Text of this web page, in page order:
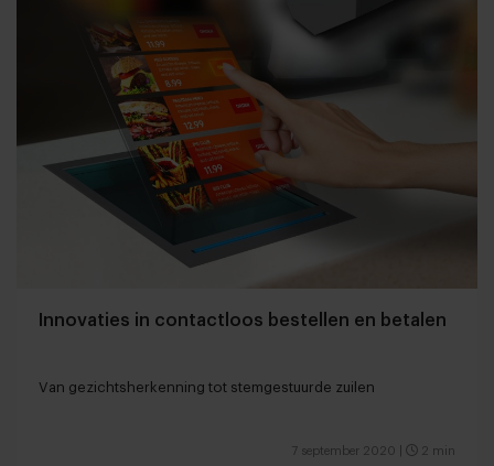
Innovaties in contactloos bestellen en betalen
Van gezichtsherkenning tot stemgestuurde zuilen
7 september 2020 2 min